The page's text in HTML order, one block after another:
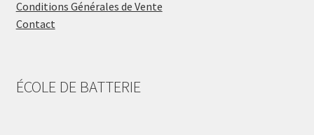
Conditions Générales de Vente
Contact
ÉCOLE DE BATTERIE